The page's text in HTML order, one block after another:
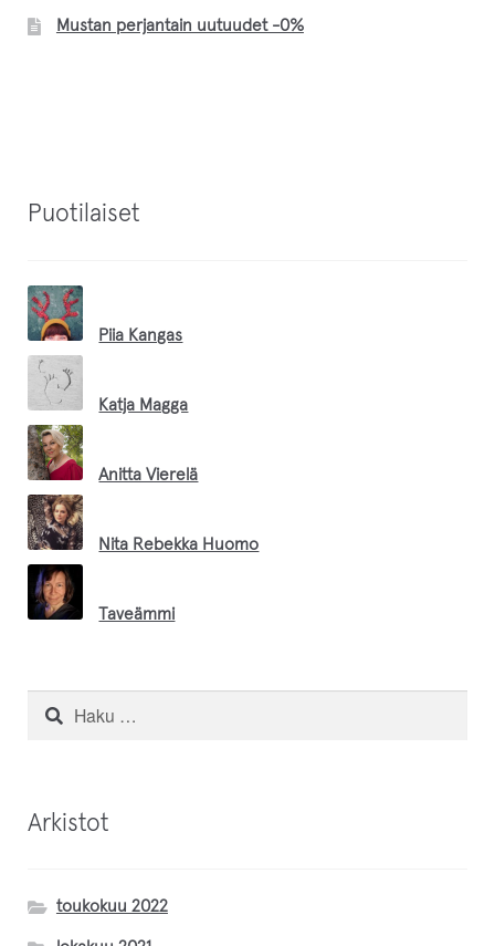
Mustan perjantain uutuudet -0%
Puotilaiset
Piia Kangas
Katja Magga
Anitta Vierelä
Nita Rebekka Huomo
Taveämmi
Inari Handicrafts
Haku:
Arkistot
toukokuu 2022